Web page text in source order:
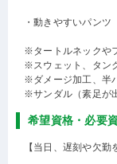
・動きやすいパンツ
※タートルネックや
※スウェット、タン
※ダメージ加工、半
※サンダル（素足が
希望資格・必要
【当日、遅刻や欠